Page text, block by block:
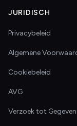
JURIDISCH
Privacybeleid
Algemene
Cookiebeleid
AVG
Verzoek tot